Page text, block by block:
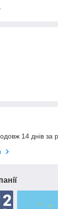
14 днів за